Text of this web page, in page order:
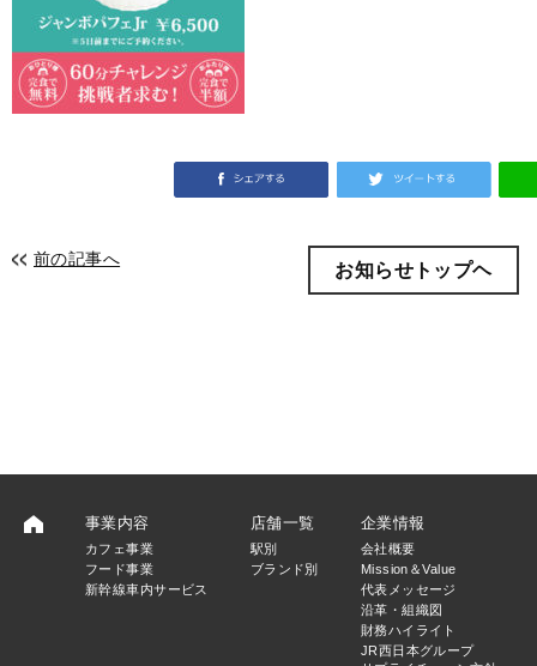
前の記事へ
お知らせトップヘ
事業内容
カフェ事業
フード事業
新幹線車内サービス
店舗一覧
駅別
ブランド別
企業情報
会社概要
Mission＆Value
代表メッセージ
沿革・組織図
財務ハイライト
JR西日本グループ